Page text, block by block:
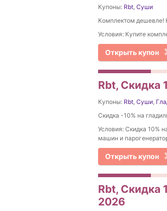
Купоны: Rbt, Суши
Комплектом дешевле!
Условия: Купите
Открыть купон
Rbt, Скидка
Купоны: Rbt, Суши,
Скидка -10% на
Условия: Скидка 10%
машин и
Открыть купон
Rbt, Скидка
2026